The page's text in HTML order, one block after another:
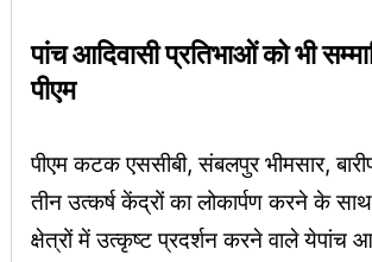
पांच आदिवासी प्रतिभाओं को भी
पीएम
पीएम कटक एससीबी, संबलपुर भीमसार,
तीन उत्कर्ष केंद्रों का लोकार्पण करने के
क्षेत्रों में उत्कृष्ट प्रदर्शन करने वाले येपांच